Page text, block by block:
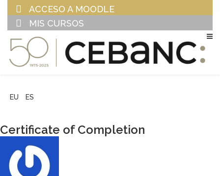
ACCESO A MOODLE
MIS CURSOS
EU ES
Certificate of Completion